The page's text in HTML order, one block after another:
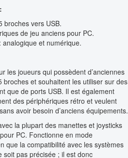
broches vers USB.
de jeu anciens pour PC.
et numérique.
les joueurs qui possèdent d’anciennes
broches et souhaitent les utiliser sur des
que de ports USB. Il est également
des périphériques rétro et veulent
avoir besoin d’anciens équipements.
la plupart des manettes et joysticks
PC. Fonctionne en mode
que la compatibilité avec les systèmes
soit pas précisée ; il est donc